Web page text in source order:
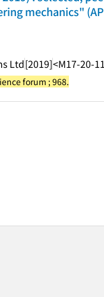
mechanics"
Ltd[2019]<M17-20-
forum ; 968.